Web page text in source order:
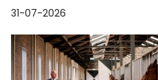
31-07-2026